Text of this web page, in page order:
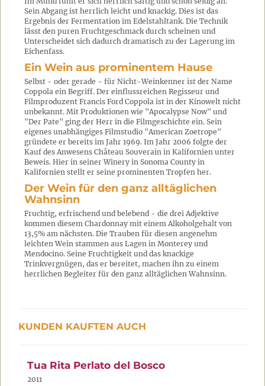
Sein Abgang ist herrlich leicht und knackig. Dies ist das
Ergebnis der Fermentation im Edelstahltank. Die Technik
lässt den puren Fruchtgeschmack durch scheinen und
Unterscheidet sich dadurch dramatisch zu der Lagerung im
Eichenfass.
Ein Wein aus prominentem Hause
Selbst - oder gerade - für Nicht-Weinkenner ist der Name
Coppola ein Begriff. Der einflussreichen Regisseur und
Filmproduzent Francis Ford Coppola ist in der Kinowelt nicht
unbekannt. Mit Produktionen wie "Apocalypse Now" und
"Der Pate" ging der Herr in die Filmgeschichte ein. Sein
eigenes unabhängiges Filmstudio "American Zoetrope"
gründete er bereits im Jahr 1969. Im Jahr 2006 folgte der
Kauf des Anwesens Château Souverain in Kalifornien unter
Beweis. Hier in seiner Winery in Sonoma County in
Kalifornien stellt er seine prominenten Tropfen her.
Der Wein für den ganz alltäglichen
Wahnsinn
Fruchtig, erfrischend und belebend - die drei Adjektive
kommen diesem Chardonnay mit einem Alkoholgehalt von
13,5% am nächsten. Die Trauben für diesen angenehm
leichten Wein stammen aus Lagen in Monterey und
Mendocino. Seine Fruchtigkeit und das knackige
Trinkvergnügen, das er bereitet, machen ihn zu einem
herrlichen Begleiter für den ganz alltäglichen Wahnsinn.
KUNDEN KAUFTEN AUCH
Tua Rita Perlato del Bosco
2011